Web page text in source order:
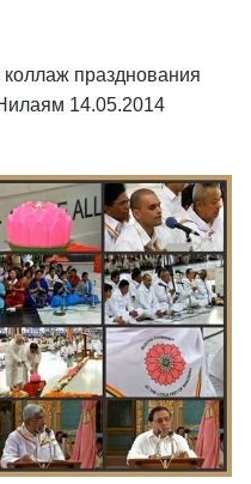
празднования
14.05.2014